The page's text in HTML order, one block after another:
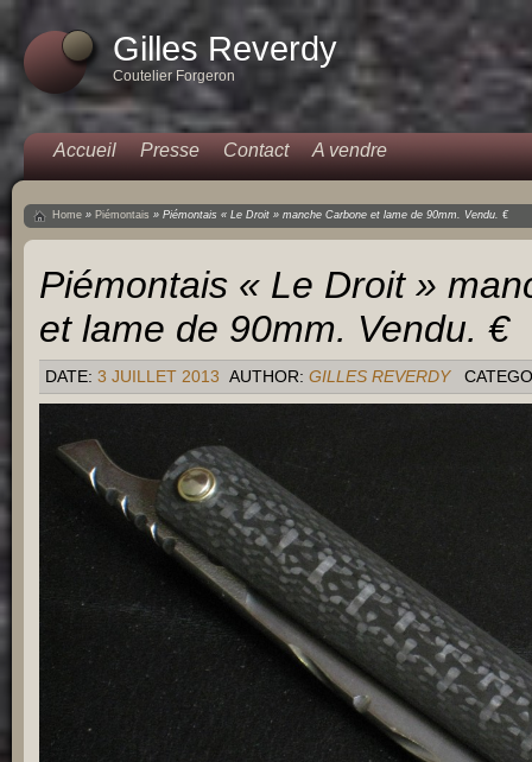
Gilles Reverdy
Coutelier Forgeron
Accueil Presse Contact A vendre
Home » Piémontais » Piémontais « Le Droit » manche Carbone et lame de 90mm. Vendu. €
Piémontais « Le Droit »
et lame de 90mm. Vendu. €
DATE: 3 JUILLET 2013 AUTHOR: GILLES REVERDY